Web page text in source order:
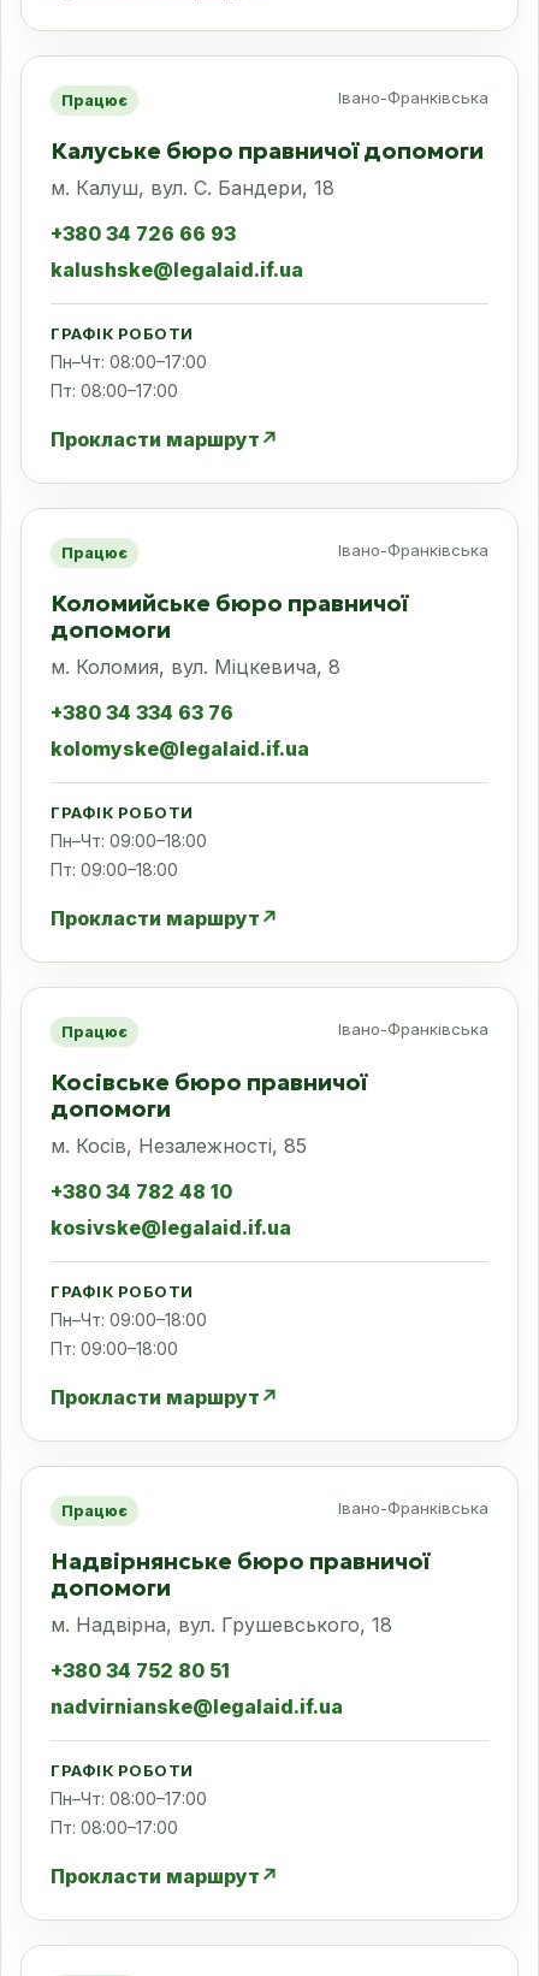
Працює Івано-Франківська
Калуське бюро правничої допомоги
м. Калуш, вул. С. Бандери, 18
+380 34 726 66 93
kalushske@legalaid.if.ua
ГРАФІК РОБОТИ
Пн–Чт: 08:00–17:00
Пт: 08:00–17:00
Прокласти маршрут ↗
Працює Івано-Франківська
Коломийське бюро правничої
допомоги
м. Коломия, вул. Міцкевича, 8
+380 34 334 63 76
kolomyske@legalaid.if.ua
ГРАФІК РОБОТИ
Пн–Чт: 09:00–18:00
Пт: 09:00–18:00
Прокласти маршрут ↗
Працює Івано-Франківська
Косівське бюро правничої
допомоги
м. Косів, Незалежності, 85
+380 34 782 48 10
kosivske@legalaid.if.ua
ГРАФІК РОБОТИ
Пн–Чт: 09:00–18:00
Пт: 09:00–18:00
Прокласти маршрут ↗
Працює Івано-Франківська
Надвірнянське бюро правничої
допомоги
м. Надвірна, вул. Грушевського, 18
+380 34 752 80 51
nadvirnianske@legalaid.if.ua
ГРАФІК РОБОТИ
Пн–Чт: 08:00–17:00
Пт: 08:00–17:00
Прокласти маршрут ↗